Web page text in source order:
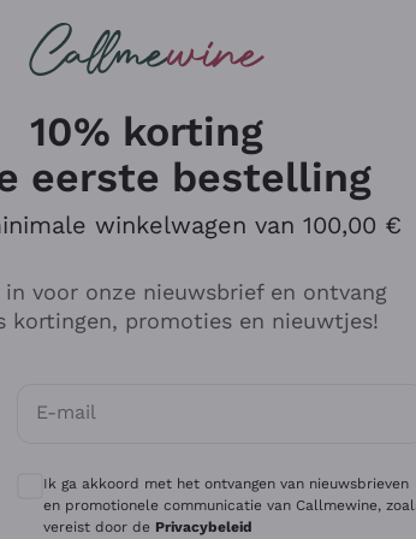
Antinori
Ca' del Bosco
Gavi
10% korting
eerste bestelling
winkelwagen van 100,00 €
voor onze nieuwsbrief en ontvang
kortingen, promoties en nieuwtjes!
E-mail
Optionele toestemmingen om
Ik ga akkoord met het ontvangen van nieuwsbrieven
en promotionele communicatie van Callmewine,
vereist door de Privacybeleid